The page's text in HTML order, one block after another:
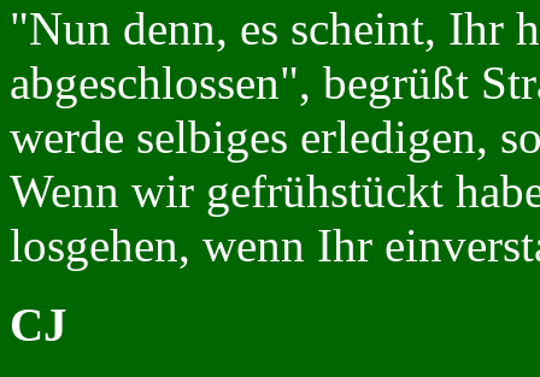
"Nun denn, es scheint, Ihr
abgeschlossen", begrüßt
werde selbiges erledigen,
Wenn wir gefrühstückt
losgehen, wenn Ihr
CJ